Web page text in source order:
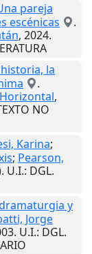
pareja
escénicas
.
, 2024.
la
.
,
NO
Karina;
; Pearson,
. U.I.: DGL.
y
Jorge
. U.I.: DGL.